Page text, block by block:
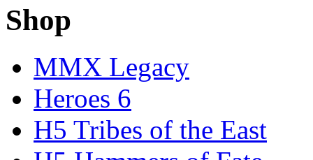
Shop
MMX Legacy
Heroes 6
H5 Tribes of the East